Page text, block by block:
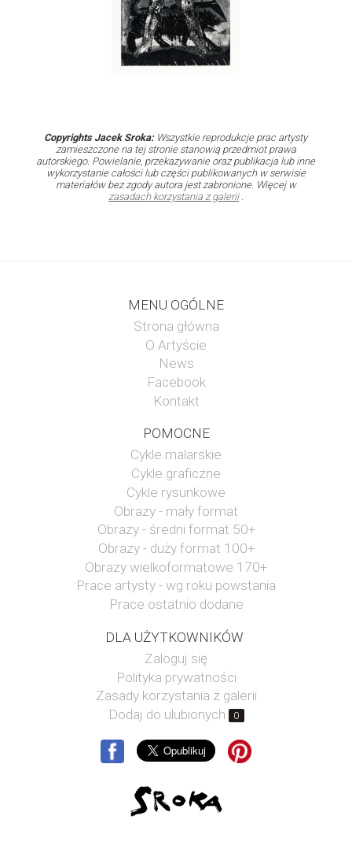
Copyrights Jacek Sroka:Wszystkie reprodukcje prac artysty
zamieszczone na tej stronie stanowią przedmiot prawa
autorskiego. Powielanie, przekazywanie oraz publikacja lub inne
wykorzystanie całości lub części publikowanych w serwisie
materiałów bez zgody autora jest zabronione. Więcej w
zasadach korzystania z galerii.
MENU OGÓLNE
Strona główna
O Artyście
News
Facebook
Kontakt
POMOCNE
Cykle malarskie
Cykle graficzne
Cykle rysunkowe
Obrazy - mały format
Obrazy - średni format 50+
Obrazy - duży format 100+
Obrazy wielkoformatowe 170+
Prace artysty - wg roku powstania
Prace ostatnio dodane
DLA UŻYTKOWNIKÓW
Zaloguj się
Polityka prywatności
Zasady korzystania z galerii
Dodaj do ulubionych
0